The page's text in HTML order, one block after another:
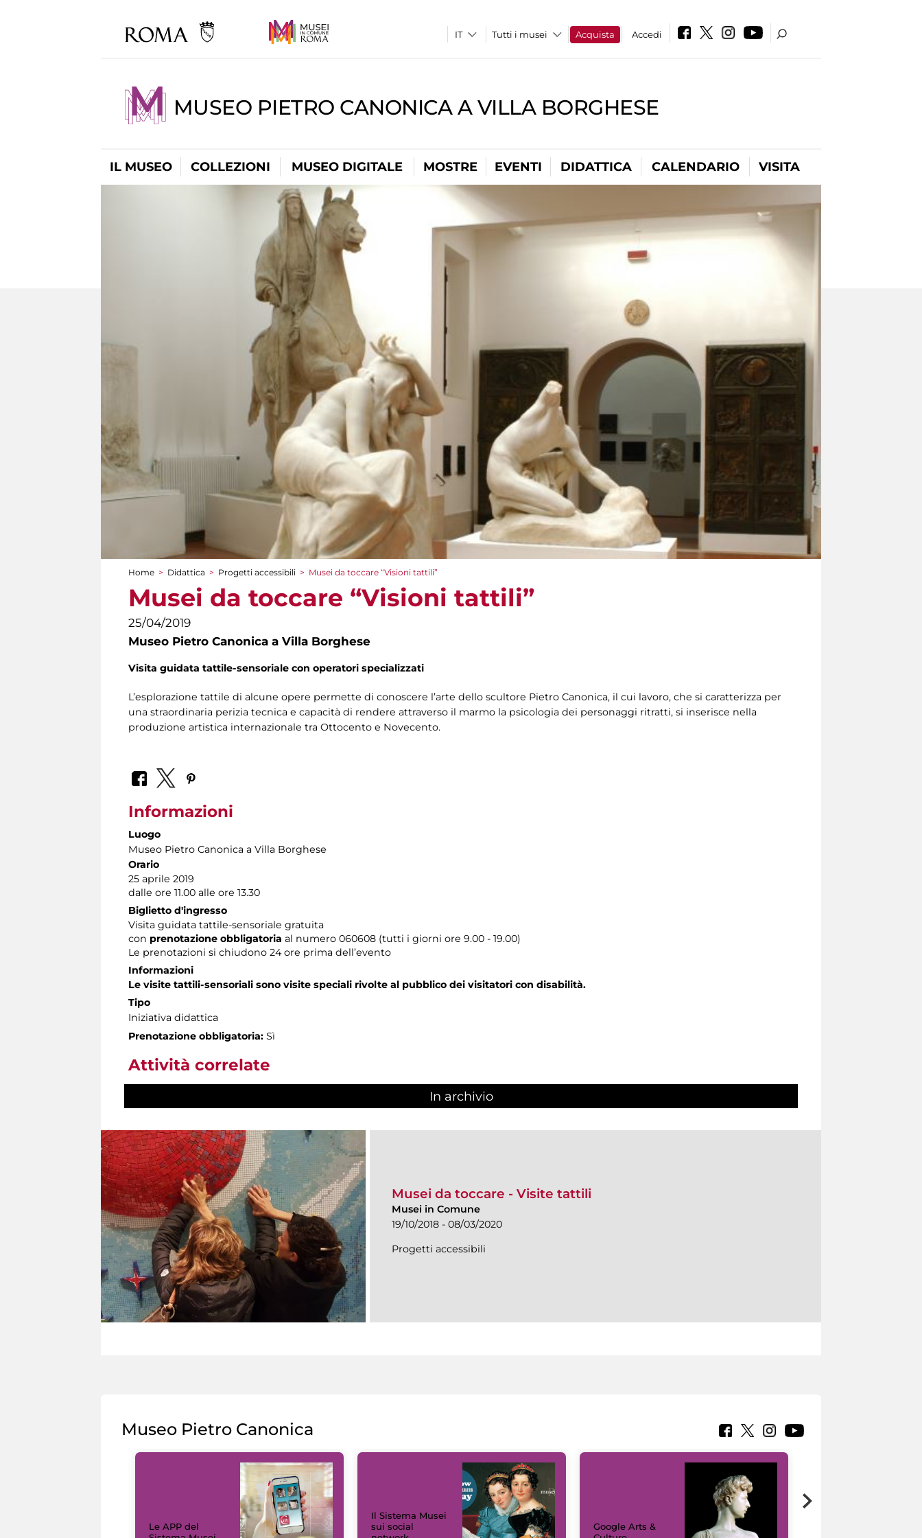
Tutti i musei Acquista Accedi
MUSEO PIETRO CANONICA A VILLA BORGHESE
IL MUSEO COLLEZIONI MUSEO DIGITALE MOSTRE EVENTI DIDATTICA CALENDARIO VISITA
Tu sei qui
Home > Didattica > Progetti accessibili > Musei da toccare “Visioni tattili”
Musei da toccare “Visioni tattili”
25/04/2019
Museo Pietro Canonica a Villa Borghese
Visita guidata tattile-sensoriale con operatori specializzati
L’esplorazione tattile di alcune opere permette di conoscere l’arte dello scultore Pietro Canonica, il cui lavoro, che si caratterizza per
una straordinaria perizia tecnica e capacità di rendere attraverso il marmo la psicologia dei personaggi ritratti, si inserisce nella
produzione artistica internazionale tra Ottocento e Novecento.
Informazioni
Luogo
Museo Pietro Canonica a Villa Borghese
Orario
25 aprile 2019
dalle ore 11.00 alle ore 13.30
Biglietto d'ingresso
Visita guidata tattile-sensoriale gratuita
con prenotazione obbligatoria al numero 060608 (tutti i giorni ore 9.00 - 19.00)
Le prenotazioni si chiudono 24 ore prima dell’evento
Informazioni
Le visite tattili-sensoriali sono visite speciali rivolte al pubblico dei visitatori con disabilità.
Tipo
Iniziativa didattica
Prenotazione obbligatoria: Sì
Attività correlate
In archivio
Musei da toccare - Visite tattili
Musei in Comune
19/10/2018 - 08/03/2020
Progetti accessibili
Museo Pietro Canonica
Le APP del
Il Sistema Musei
sui social
Google Arts &